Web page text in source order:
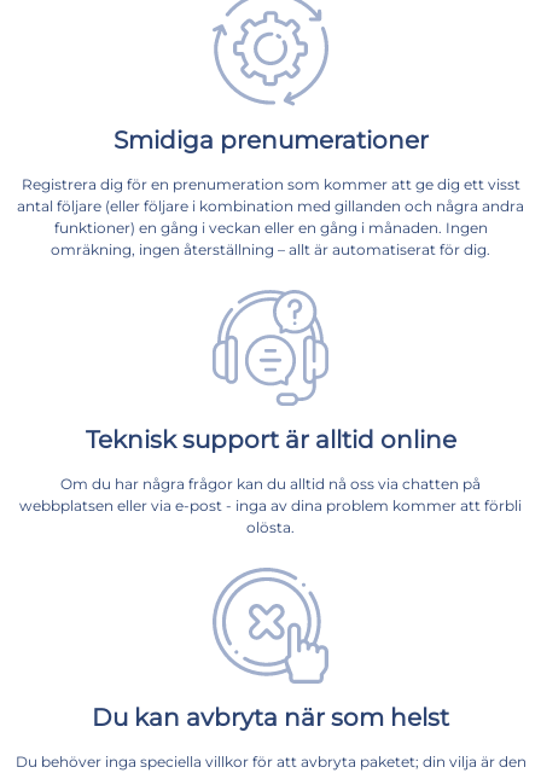
Smidiga prenumerationer
Registrera dig för en prenumeration som kommer att ge dig ett visst
antal följare (eller följare i kombination med gillanden och några andra
funktioner) en gång i veckan eller en gång i månaden. Ingen
omräkning, ingen återställning – allt är automatiserat för dig.
Teknisk support är alltid online
Om du har några frågor kan du alltid nå oss via chatten på
webbplatsen eller via e-post - inga av dina problem kommer att förbli
olösta.
Du kan avbryta när som helst
Du behöver inga speciella villkor för att avbryta paketet; din vilja är den